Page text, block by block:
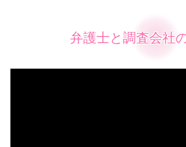
弁護士と調査会社